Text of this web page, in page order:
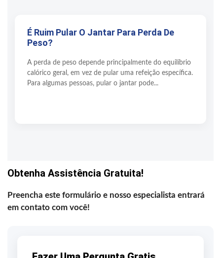
É Ruim Pular O Jantar Para Perda De
Peso?
A perda de peso depende principalmente do equilíbrio
calórico geral, em vez de pular uma refeição específica.
Para algumas pessoas, pular o jantar pode...
Obtenha Assistência Gratuita!
Preencha este formulário e nosso especialista entrará
em contato com você!